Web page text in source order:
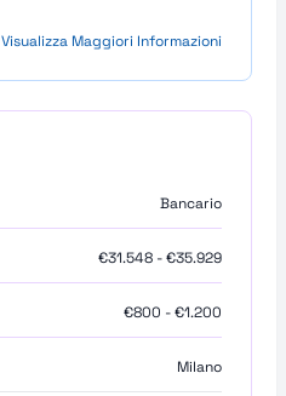
Visualizza Maggiori Informazioni
Bancario
€31.548 - €35.929
€800 - €1.200
Milano